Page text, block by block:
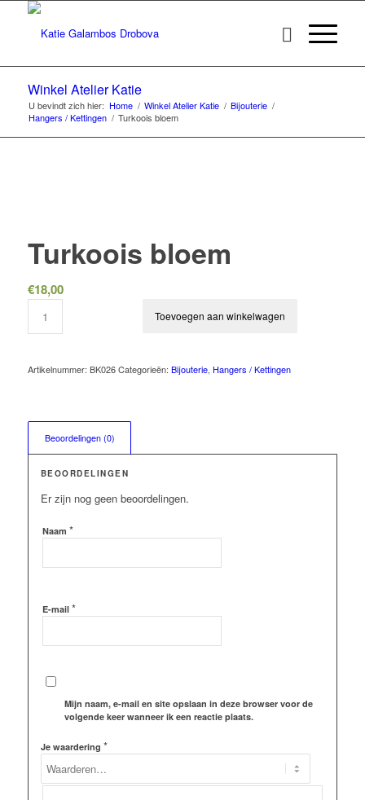
Winkel Atelier Katie
U bevindt zich hier: Home / Winkel Atelier Katie / Bijouterie /
Hangers / Kettingen / Turkoois bloem
Turkoois bloem
€18,00
Toevoegen aan winkelwagen
Artikelnummer: BK026 Categorieën: Bijouterie, Hangers / Kettingen
Beoordelingen (0)
BEOORDELINGEN
Er zijn nog geen beoordelingen.
Naam *
E-mail *
Mijn naam, e-mail en site opslaan in deze browser voor de
volgende keer wanneer ik een reactie plaats.
Je waardering *